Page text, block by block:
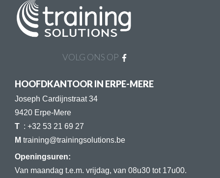
VOLG ONS OP
HOOFDKANTOOR IN ERPE-MERE
Joseph Cardijnstraat 34
9420 Erpe-Mere
T : +32 53 21 69 27
​​​​​​​​​​​​​​M training@trainingsolutions.be
Openingsuren:
Van maandag t.e.m. vrijdag, van 08u30 tot 17u00.